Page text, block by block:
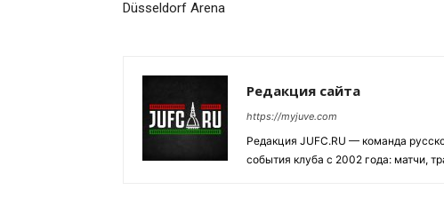
Düsseldorf Arena
Редакция сайта
https://myjuve.com
Редакция JUFC.RU — команда
события клуба с 2002 года: матчи,